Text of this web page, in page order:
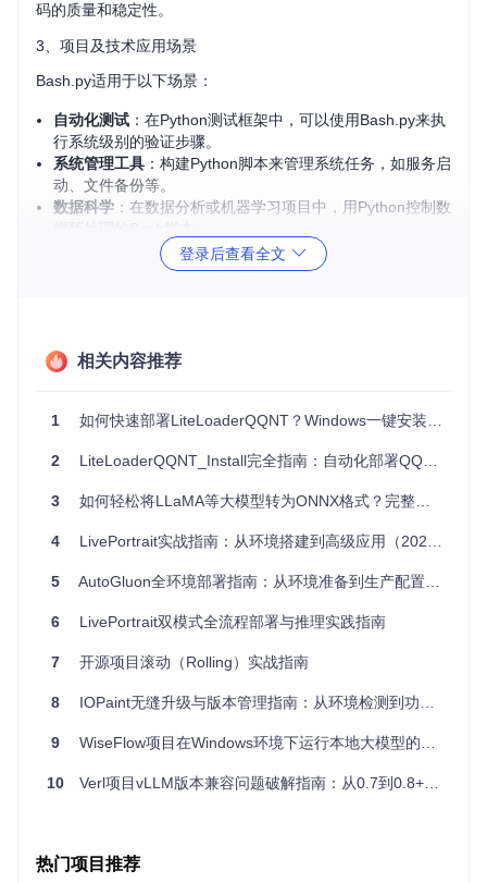
码的质量和稳定性。
3、项目及技术应用场景
Bash.py适用于以下场景：
自动化测试 ：在Python测试框架中，可以使用Bash.py来执
行系统级别的验证步骤。
系统管理工具 ：构建Python脚本来管理系统任务，如服务启
动、文件备份等。
数据科学 ：在数据分析或机器学习项目中，用Python控制数
据预处理的Bash脚本。
：集成到CI/CD管道中，执行部署、打包或其
他依赖于Shell命令的任务。
实时反馈：可以即时获取命令的输出和返回码，便于调试和
错误处理。
题可以通过GitHub提交issue寻求帮助。
安装指引
要开始使用Bash.py，只需在你的Python环境中运行以下命
总的来说，Bash.py是连接Python世界与Bash脚本的一座桥
梁，为开发者提供了更强大的工具集。无论你是Python新手还
是经验丰富的老手，都可以尝试将Bash.py融入你的开发流
程，享受它带来的便捷和高效。
登录后查看全文
相关内容推荐
1 如何快速部署LiteLoaderQQNT？Windows一键安装工具使用指南
2 LiteLoaderQQNT_Install完全指南：自动化部署QQNT扩展加载器与插件管理方案
3 如何轻松将LLaMA等大模型转为ONNX格式？完整教程来了！
4 LivePortrait实战指南：从环境搭建到高级应用（2024最新版）
5 AutoGluon全环境部署指南：从环境准备到生产配置的跨平台实践
6 LivePortrait双模式全流程部署与推理实践指南
7 开源项目滚动（Rolling）实战指南
8 IOPaint无缝升级与版本管理指南：从环境检测到功能验证的完整实践
9 WiseFlow项目在Windows环境下运行本地大模型的实践指南
10 Verl项目vLLM版本兼容问题破解指南：从0.7到0.8+的无缝迁移实践
热门项目推荐